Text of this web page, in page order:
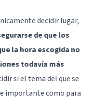
decidir lugar,
de que los
la hora escogida no
todavía más
si el tema del que se
importante como para